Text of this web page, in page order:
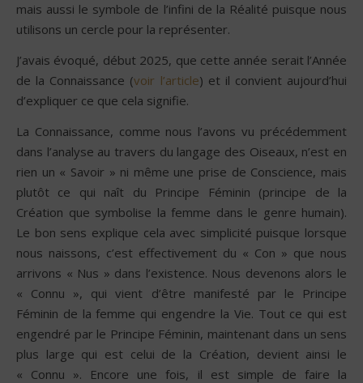
mais aussi le symbole de l’infini de la Réalité puisque nous
utilisons un cercle pour la représenter.
J’avais évoqué, début 2025, que cette année serait l’Année
de la Connaissance (voir l’article) et il convient aujourd’hui
d’expliquer ce que cela signifie.
La Connaissance, comme nous l’avons vu précédemment
dans l’analyse au travers du langage des Oiseaux, n’est en
rien un « Savoir » ni même une prise de Conscience, mais
plutôt ce qui naît du Principe Féminin (principe de la
Création que symbolise la femme dans le genre humain).
Le bon sens explique cela avec simplicité puisque lorsque
nous naissons, c’est effectivement du « Con » que nous
arrivons « Nus » dans l’existence. Nous devenons alors le
« Connu », qui vient d’être manifesté par le Principe
Féminin de la femme qui engendre la Vie. Tout ce qui est
engendré par le Principe Féminin, maintenant dans un sens
plus large qui est celui de la Création, devient ainsi le
« Connu ». Encore une fois, il est simple de faire la